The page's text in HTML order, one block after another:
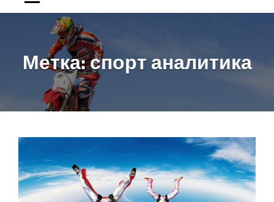
Метка:спорт аналитика